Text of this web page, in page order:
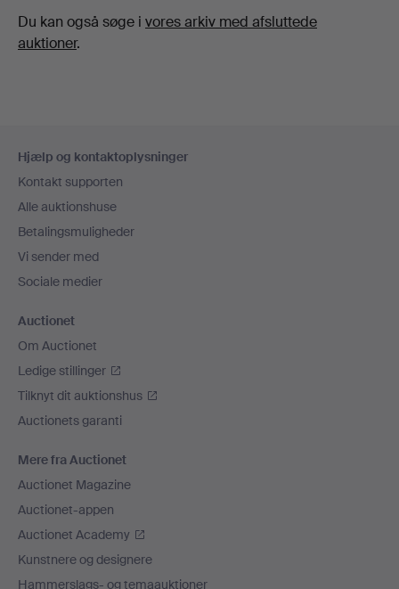
Du kan også søge i vores arkiv med afsluttede
auktioner.
Hjælp og kontaktoplysninger
Kontakt supporten
Alle auktionshuse
Betalingsmuligheder
Vi sender med
Sociale medier
Auctionet
Om Auctionet
Ledige stillinger
Tilknyt dit auktionshus
Auctionets garanti
Mere fra Auctionet
Auctionet Magazine
Auctionet-appen
Auctionet Academy
Kunstnere og designere
Hammerslags- og temaauktioner